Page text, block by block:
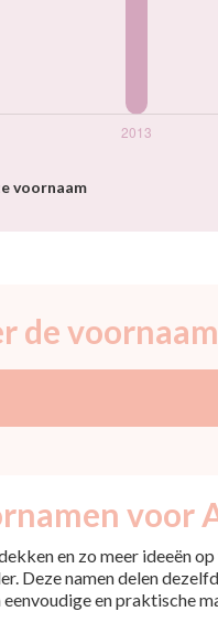
voornaam
voor
en zo meer ideeën
Deze namen delen
en praktische